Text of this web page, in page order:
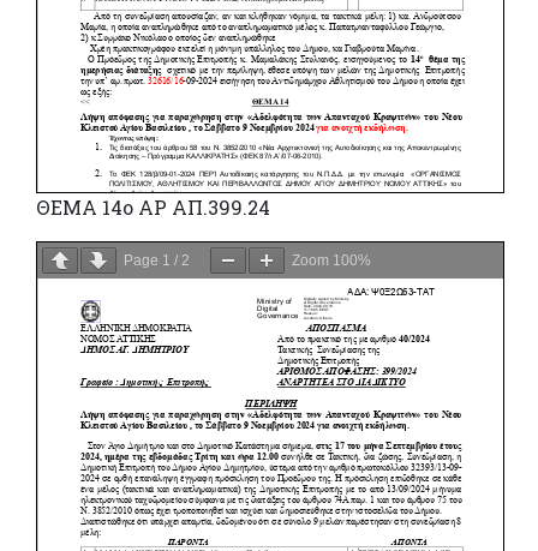
ΘΕΜΑ 14o ΑΡ ΑΠ.399.24
Page 1 / 2 Zoom 100%